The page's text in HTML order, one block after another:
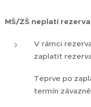
MŠ/ZŠ neplatí
V rámci
zaplatit
Teprve po
termín